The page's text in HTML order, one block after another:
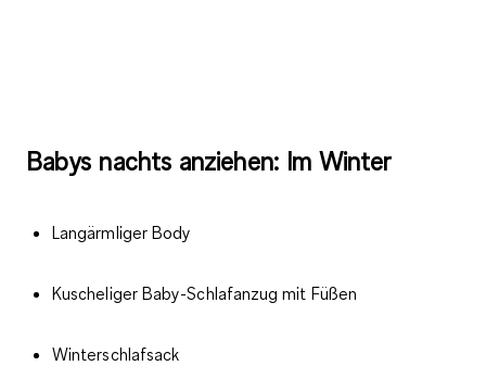
Babys nachts anziehen: Im Winter
Langärmliger Body
Kuscheliger Baby-Schlafanzug mit Füßen
Winterschlafsack